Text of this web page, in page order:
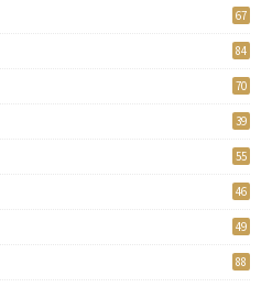
67
84
70
39
55
46
49
88